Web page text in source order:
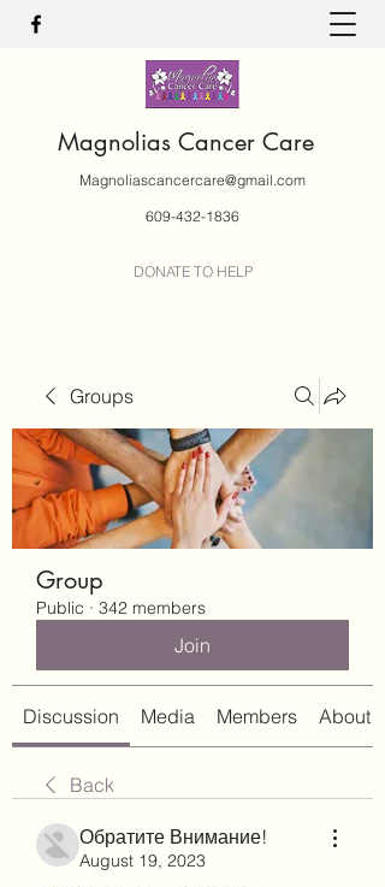
Magnolias Cancer Care
Magnoliascancercare@gmail.com
609-432-1836
DONATE TO HELP
Groups
Group
Public · 342 members
Join
Discussion Media Members About
Back
Обратите Внимание!
August 19, 2023